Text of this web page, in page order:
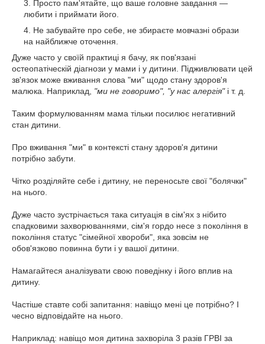
Просто пам'ятайте, що ваше головне завдання —
любити і приймати його.
Не забувайте про себе, не збираєте мовчазні образи
на найближче оточення.
Дуже часто у своїй практиці я бачу, як пов'язані
остеопатіческій діагнози у мами і у дитини. Підживлювати цей
зв'язок може вживання слова "ми" щодо стану здоров'я
малюка. Наприклад,
"ми не говоримо", "у нас алергія"і т. д.
Таким формулюванням мама тільки посилює негативний
стан дитини.
Про вживання "ми" в контексті стану здоров'я дитини
потрібно забути.
Чітко розділяйте себе і дитину, не переносьте свої "болячки"
на нього.
Дуже часто зустрічається така ситуація в сім'ях з нібито
спадковими захворюваннями, сім'я гордо несе з покоління в
покоління статус "сімейної хвороби", яка зовсім не
обов'язково повинна бути і у вашої дитини.
Намагайтеся аналізувати свою поведінку і його вплив на
дитину.
Частіше ставте собі запитання: навіщо мені це потрібно? І
чесно відповідайте на нього.
Наприклад: навіщо моя дитина захворіла 3 разів ГРВІ за